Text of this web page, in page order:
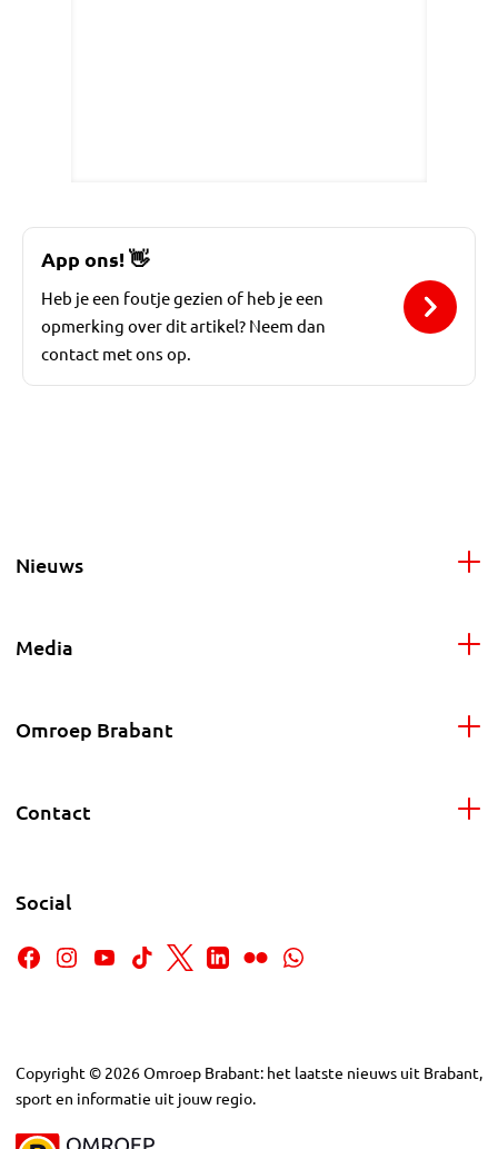
App ons!👋
Heb je een foutje gezien of heb je een
opmerking over dit artikel? Neem dan
contact met ons op.
Nieuws
Media
Omroep Brabant
Contact
Social
Copyright © 2026Omroep Brabant: het laatste nieuws uit Brabant,
sport en informatie uit jouw regio.